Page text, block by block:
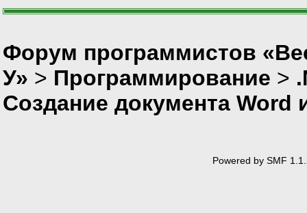
Форум программистов
У» > Программирование >
Создание документа Word
Powered by SMF